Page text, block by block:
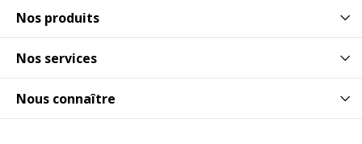
Nos produits
Nos services
Nous connaître